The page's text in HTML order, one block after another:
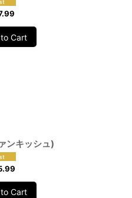
Cart
ンキッシュ)
Cart